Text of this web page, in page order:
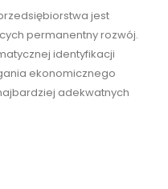
jest
permanentny rozwój.
identyfikacji
ekonomicznego
adekwatnych